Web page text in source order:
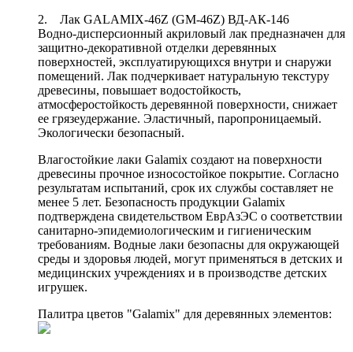
2. Лак GALAMIX-46Z (GM-46Z) ВД-АК-146
Водно-дисперсионный акриловый лак предназначен для
защитно-декоративной отделки деревянных
поверхностей, эксплуатирующихся внутри и снаружи
помещений. Лак подчеркивает натуральную текстуру
древесины, повышает водостойкость,
атмосферостойкость деревянной поверхности, снижает
ее грязеудержание. Эластичный, паропроницаемый.
Экологически безопасный.
Влагостойкие лаки Galamix создают на поверхности
древесины прочное износостойкое покрытие. Согласно
результатам испытаний, срок их службы составляет не
менее 5 лет. Безопасность продукции Galamix
подтверждена свидетельством ЕврАзЭС о соответствии
санитарно-эпидемиологическим и гигиеническим
требованиям. Водные лаки безопасны для окружающей
среды и здоровья людей, могут применяться в детских и
медицинских учреждениях и в производстве детских
игрушек.
Палитра цветов "Galamix" для деревянных элементов: